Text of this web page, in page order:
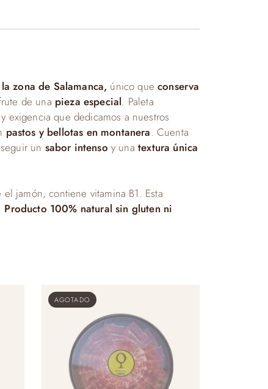
zona de Salamanca, único queconserva
de una pieza especial. Paleta
exigencia que dedicamos a nuestros
pastos y bellotas en montanera. Cuenta
un sabor intenso y una textura única
jamón, contiene vitamina B1. Esta
Producto 100% natural sin gluten ni
AGOTADO